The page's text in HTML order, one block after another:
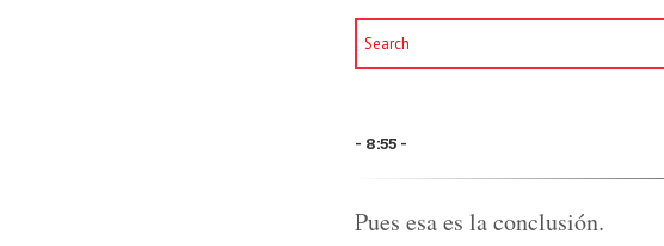
8:55
Pues esa es la conclusión.